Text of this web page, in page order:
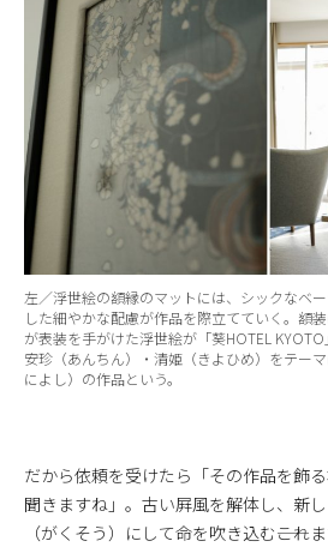
左／浮世絵の額縁のマットには、シックなベ
した細やかな配慮が作品を際立てていく。額
が表装を手がけた浮世絵が「葵HOTEL KYOTO
安珍（あんちん）・清姫（きよひめ）をテー
によし）の作品という。
だから依頼を受けたら「その作品を飾
聞きますね」。古い屛風を解体し、新
（がくそう）にして命を吹き込む――こ